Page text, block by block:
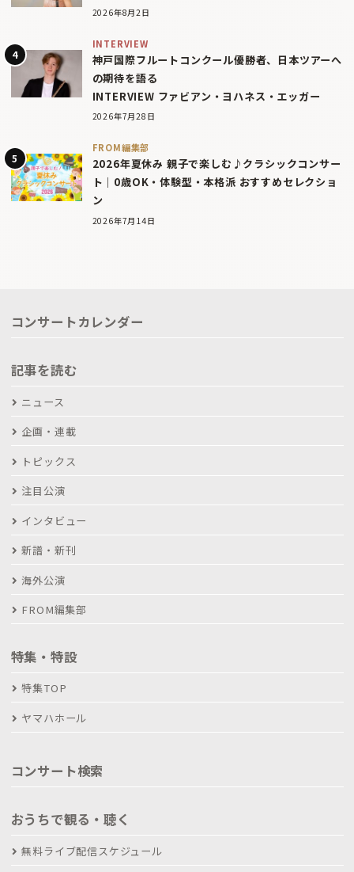
2026年8月2日
INTERVIEW
神戸国際フルートコンクール優勝者、日本ツアーへ
の期待を語る
INTERVIEW ファビアン・ヨハネス・エッガー
2026年7月28日
FROM編集部
2026年夏休み 親子で楽しむ♪クラシックコンサー
ト｜0歳OK・体験型・本格派 おすすめセレクショ
ン
2026年7月14日
コンサートカレンダー
記事を読む
ニュース
企画・連載
トピックス
注目公演
インタビュー
新譜・新刊
海外公演
FROM編集部
特集・特設
特集TOP
ヤマハホール
コンサート検索
おうちで観る・聴く
無料ライブ配信スケジュール